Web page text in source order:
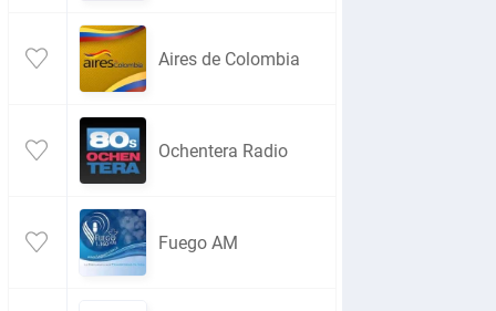
Aires de Colombia
Ochentera Radio
Fuego AM